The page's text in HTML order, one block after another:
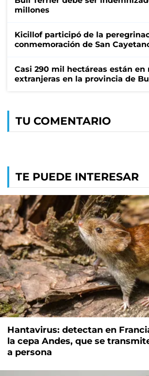
millones
Kicillof participó de la
conmemoración de San
Casi 290 mil hectáreas están en
extranjeras en la provincia de
TU COMENTARIO
TE PUEDE INTERESAR
Hantavirus: detectan en
la cepa Andes, que se
a persona